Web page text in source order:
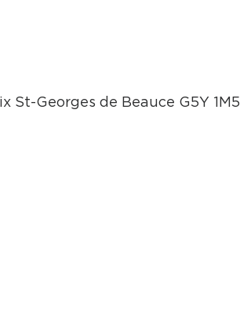
St-Georges de Beauce G5Y 1M5